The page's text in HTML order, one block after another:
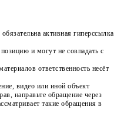
активная гиперссылка
и могут не совпадать с
ответственность несёт
видео или иной объект
направьте обращение через
такие обращения в